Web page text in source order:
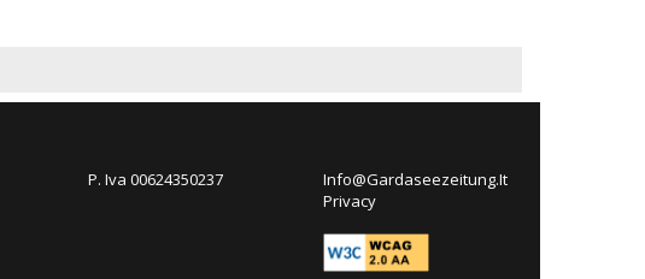
P. Iva 00624350237
Info@Gardaseezeitung.It
Privacy